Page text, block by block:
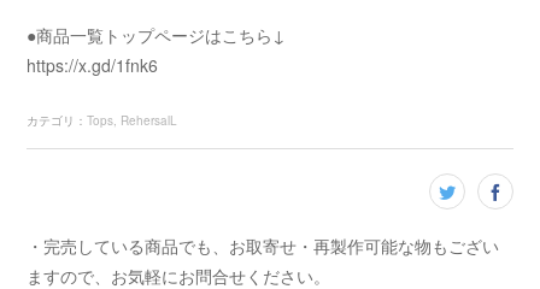
●商品一覧トップページはこちら↓
https://x.gd/1fnk6
カテゴリ ：Tops RehersalL
・完売している商品でも、お取寄せ・再製作可能な物もござい
ますので、お気軽にお問合せください。